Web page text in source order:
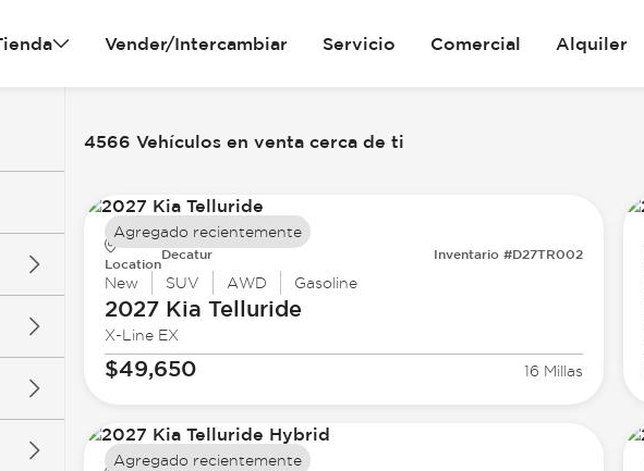
Vender/Intercambiar Servicio Comercial Alquiler
4566 Vehículos en venta cerca de ti
Location
Decatur Inventario #D27TR002
New SUV AWD Gasoline
2027 Kia Telluride
X-Line EX
$49,650 16 Millas
Agregado recientemente
Agregado recientemente